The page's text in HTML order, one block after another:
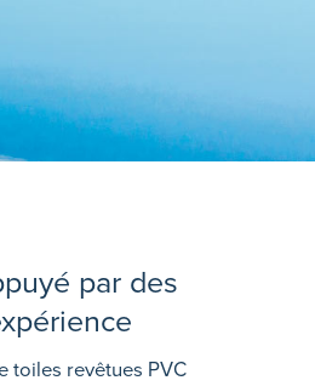
par des
toiles revêtues PVC